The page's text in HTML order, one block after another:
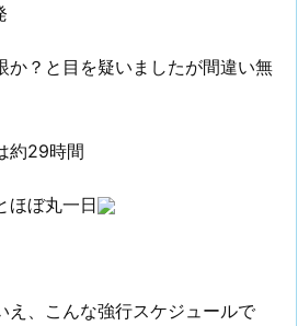
か？と目を疑いましたが間違い無
約29時間
ほぼ丸一日
え、こんな強行スケジュールで